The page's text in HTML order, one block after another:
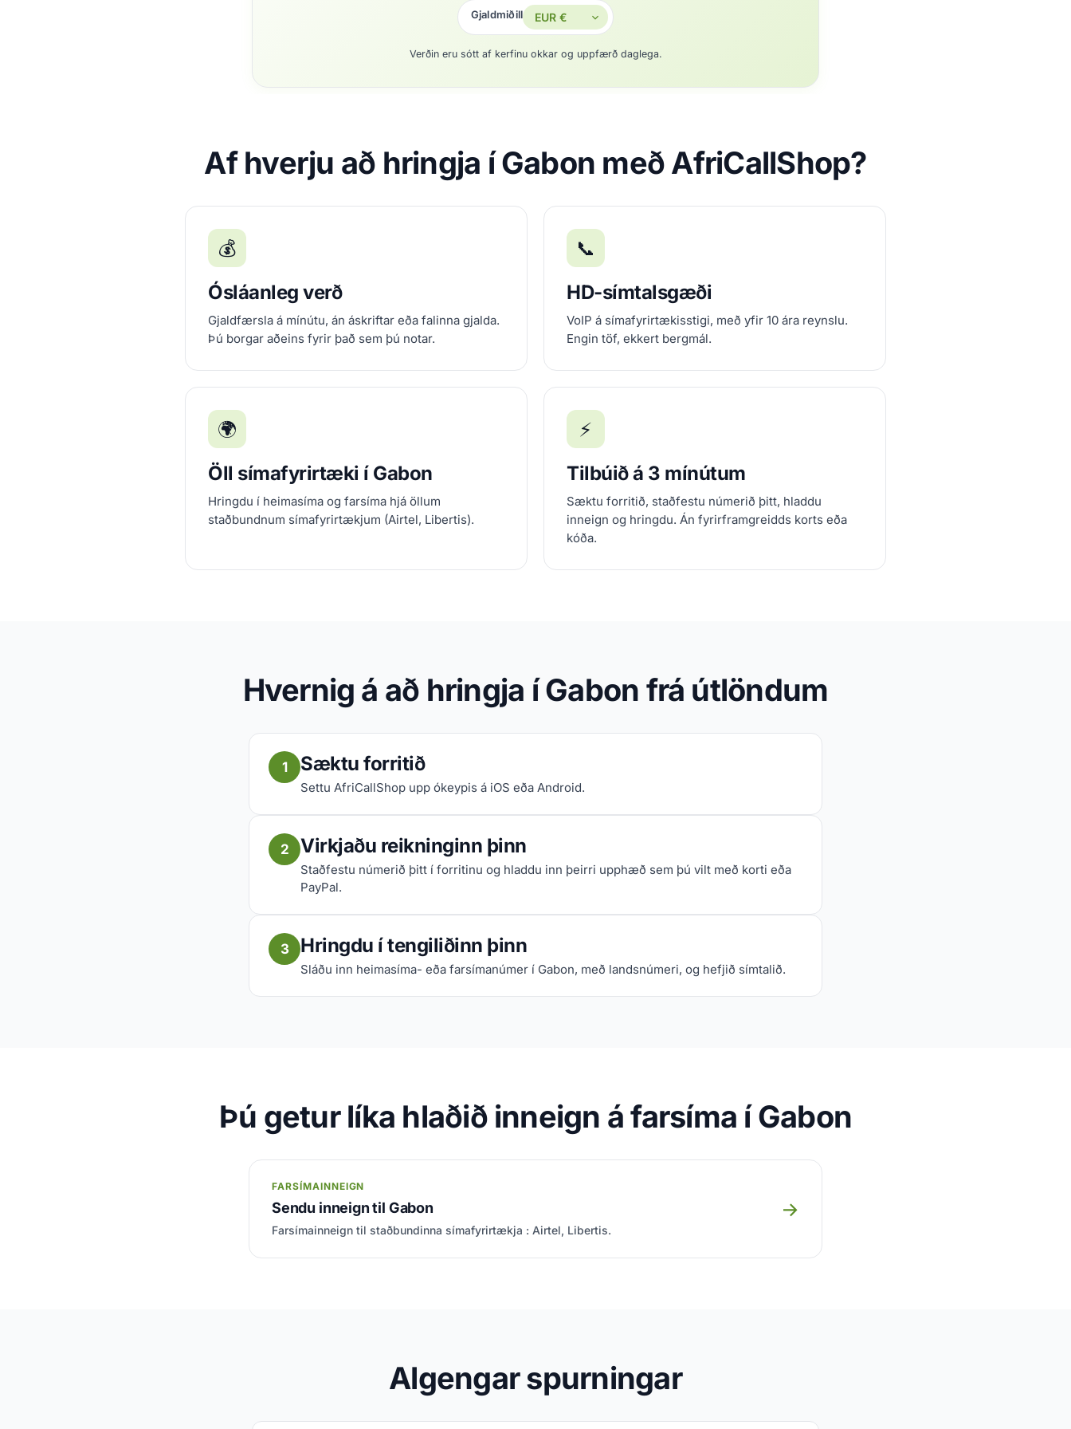
Gjaldmiðill
Verðin eru sótt af kerfinu okkar og uppfærð daglega.
Af hverju að hringja í Gabon með AfriCallShop?
💰
Ósláanleg verð
Gjaldfærsla á mínútu, án áskriftar eða falinna gjalda.
Þú borgar aðeins fyrir það sem þú notar.
📞
HD-símtalsgæði
VoIP á símafyrirtækisstigi, með yfir 10 ára reynslu.
Engin töf, ekkert bergmál.
🌍
Öll símafyrirtæki í Gabon
Hringdu í heimasíma og farsíma hjá öllum
staðbundnum símafyrirtækjum (Airtel, Libertis).
⚡
Tilbúið á 3 mínútum
Sæktu forritið, staðfestu númerið þitt, hladdu
inneign og hringdu. Án fyrirframgreidds korts eða
kóða.
Hvernig á að hringja í Gabon frá útlöndum
1 Sæktu forritið
Settu AfriCallShop upp ókeypis á iOS eða Android.
2 Virkjaðu reikninginn þinn
Staðfestu númerið þitt í forritinu og hladdu inn þeirri upphæð sem þú vilt með korti eða
PayPal.
3 Hringdu í tengiliðinn þinn
Sláðu inn heimasíma- eða farsímanúmer í Gabon, með landsnúmeri, og hefjið símtalið.
Þú getur líka hlaðið inneign á farsíma í Gabon
FARSÍMAINNEIGN
Sendu inneign til Gabon
Farsímainneign til staðbundinna símafyrirtækja : Airtel, Libertis.
→
Algengar spurningar